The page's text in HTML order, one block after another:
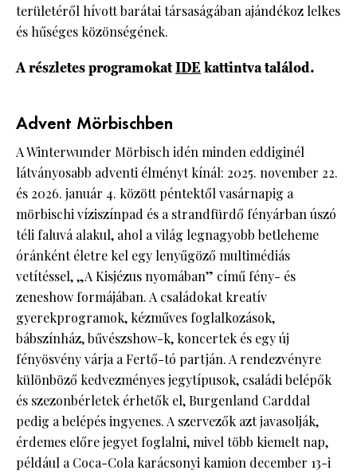
területéről hívott barátai társaságában ajándékoz lelkes
és hűséges közönségének.
A részletes programokatIDE kattintva találod.
Advent Mörbischben
A Winterwunder Mörbisch idén minden eddiginél
látványosabb adventi élményt kínál: 2025. november 22.
és 2026. január 4. között péntektől vasárnapig a
mörbischi víziszínpad és a strandfürdő fényárban úszó
téli faluvá alakul, ahol a világ legnagyobb betleheme
óránként életre kel egy lenyűgöző multimédiás
vetítéssel, „A Kisjézus nyomában” című fény- és
zeneshow formájában. A családokat kreatív
gyerekprogramok, kézműves foglalkozások,
bábszínház, bűvészshow-k, koncertek és egy új
fényösvény várja a Fertő-tó partján. A rendezvényre
különböző kedvezményes jegytípusok, családi belépők
és szezonbérletek érhetők el, Burgenland Carddal
pedig a belépés ingyenes. A szervezők azt javasolják,
érdemes előre jegyet foglalni, mivel több kiemelt nap,
például a Coca-Cola karácsonyi kamion december 13-i